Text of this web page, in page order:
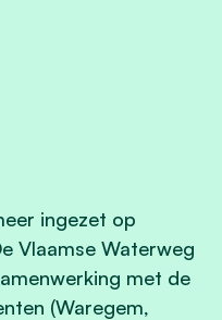
ingezet op
Vlaamse Waterweg
met de
(Waregem,